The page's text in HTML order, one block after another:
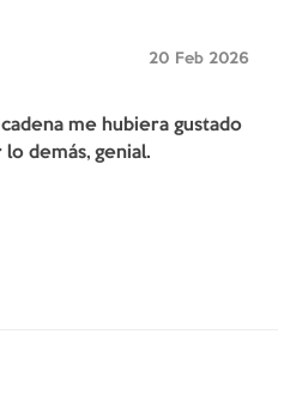
20 Feb 2026
me hubiera gustado
lo demás, genial.